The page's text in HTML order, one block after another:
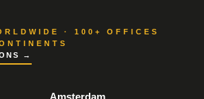
· 100+ OFFICES
→
Amsterdam